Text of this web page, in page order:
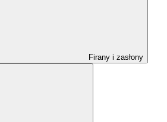
Firany i zasłony